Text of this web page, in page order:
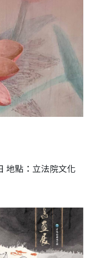
地點：立法院文化
出至5月16日